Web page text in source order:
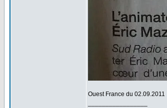
Ouest France du 02.09.2011